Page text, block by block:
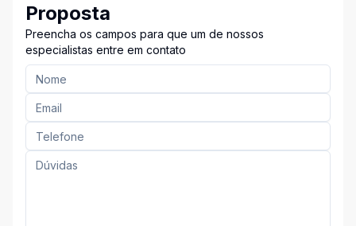
Proposta
Preencha os campos para que um de nossos
especialistas entre em contato